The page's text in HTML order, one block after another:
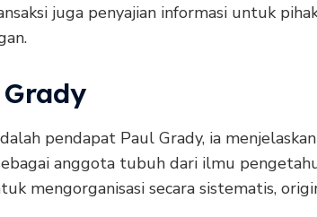
juga penyajian informasi untuk
pendapat Paul Grady, ia
anggota tubuh dari ilmu
mengorganisasi secara sistematis,